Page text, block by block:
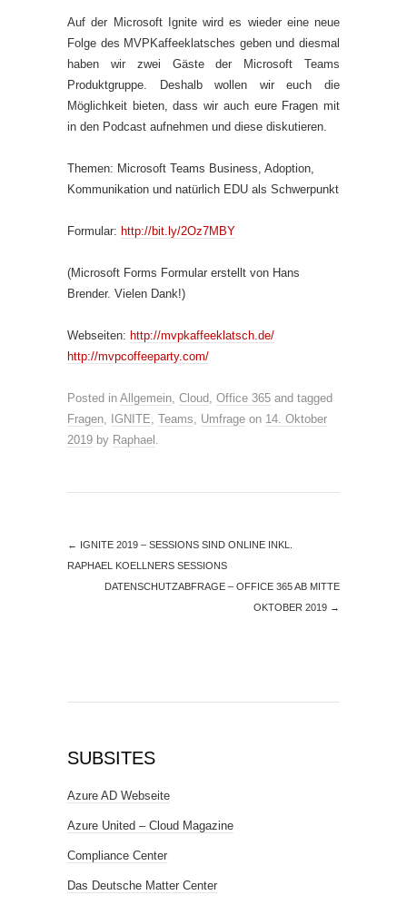
Auf der Microsoft Ignite wird es wieder eine neue
Folge des MVPKaffeeklatsches geben und diesmal
haben wir zwei Gäste der Microsoft Teams
Produktgruppe. Deshalb wollen wir euch die
Möglichkeit bieten, dass wir auch eure Fragen mit
in den Podcast aufnehmen und diese diskutieren.
Themen: Microsoft Teams Business, Adoption,
Kommunikation und natürlich EDU als Schwerpunkt
Formular: http://bit.ly/2Oz7MBY
(Microsoft Forms Formular erstellt von Hans
Brender. Vielen Dank!)
Webseiten: http://mvpkaffeeklatsch.de/
http://mvpcoffeeparty.com/
Posted in Allgemein, Cloud, Office 365 and tagged
Fragen, IGNITE, Teams, Umfrage on 14. Oktober
2019 by Raphael .
← IGNITE 2019 – SESSIONS SIND ONLINE INKL.
RAPHAEL KOELLNERS SESSIONS
DATENSCHUTZABFRAGE – OFFICE 365 AB MITTE
OKTOBER 2019 →
SUBSITES
Azure AD Webseite
Azure United – Cloud Magazine
Compliance Center
Das Deutsche Matter Center